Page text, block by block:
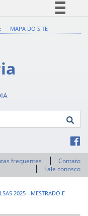
à informação
MAPA DO SITE
frequentes
Contato
Fale conosco
2025 - MESTRADO E